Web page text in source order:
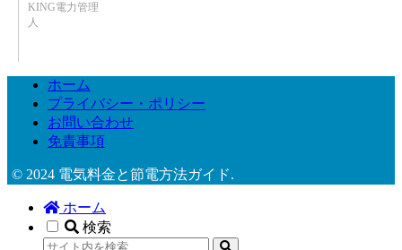
KING電力管理
人
ホーム
プライバシー・ポリシー
お問い合わせ
免責事項
© 2024 電気料金と節電方法ガイド.
ホーム
検索